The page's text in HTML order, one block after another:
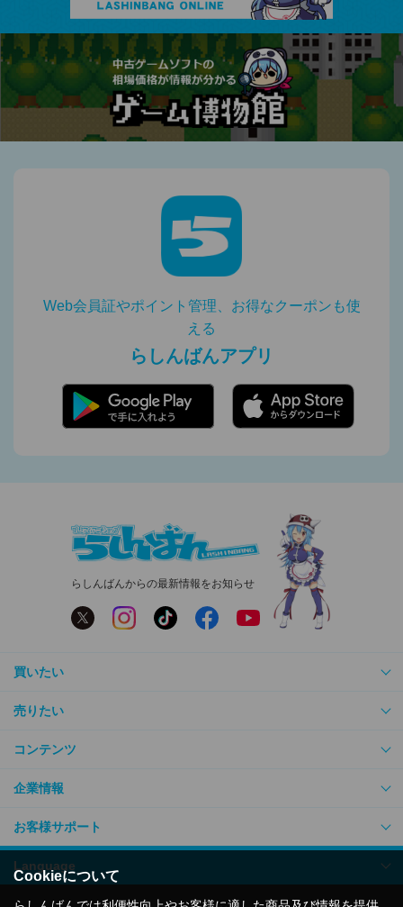
Cookieについて
Web会員証やポイント管理、お得なクーポンも使
える
らしんばんアプリ
らしんばんからの最新情報をお知らせ
買いたい
売りたい
コンテンツ
企業情報
お客様サポート
Language